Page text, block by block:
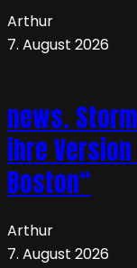
Arthur
7. August 2026
news.
ihre
Boston“
Arthur
7. August 2026